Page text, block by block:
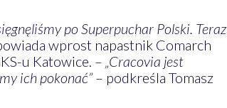
po Superpuchar Polski. Teraz
wprost napastnik Comarch
u Katowice. – „Cracovia jest
ich pokonać”– podkreśla Tomasz